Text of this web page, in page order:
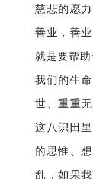
慈悲的愿
善业，善
就是要帮
我们的生
世、重重
这八识田
的思惟、
乱，如果